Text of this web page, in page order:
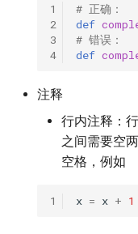
3.2.6 Push到远程
3.2.7 提交Pull
3.2.8 签署CLA协议
单元测试
3.2.9 删除分支
3.2.10 提交代码
1
2
3
4
# 正确：
def
# 错误：
def
注释
行内注释：
之间需要空
空格，例如
1 x = x + 1